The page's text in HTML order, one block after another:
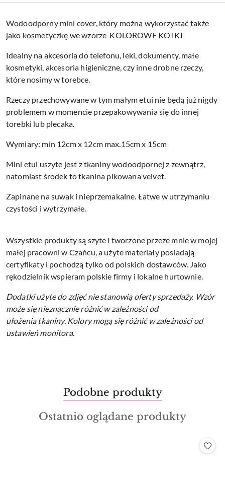
Wodoodporny mini cover, który można wykorzystać także
jako kosmetyczkę we wzorze KOLOROWE KOTKI
Idealny na akcesoria do telefonu, leki, dokumenty, małe
kosmetyki, akcesoria higieniczne, czy inne drobne rzeczy,
które nosimy w torebce.
Rzeczy przechowywane w tym małym etui nie będą już nigdy
problemem w momencie przepakowywania się do innej
torebki lub plecaka.
Wymiary: min 12cm x 12cm max.15cm x 15cm
Mini etui uszyte jest z tkaniny wodoodpornej z zewnątrz,
natomiast środek to tkanina pikowana velvet.
Zapinane na suwak i nieprzemakalne. Łatwe w utrzymaniu
czystości i wytrzymałe.
Wszystkie produkty są szyte i tworzone przeze mnie w mojej
małej pracowni w Czańcu, a użyte materiały posiadają
certyfikaty i pochodzą tylko od polskich dostawców. Jako
rękodzielnik wspieram polskie firmy i lokalne hurtownie.
Dodatki użyte do zdjęć nie stanowią oferty sprzedaży. Wzór
może się nieznacznie różnić w zależności od
ułożenia tkaniny. Kolory mogą się różnić w zależności od
ustawień monitora.
Pomiń karuzelę produktów
Produkty
o
statusie:
Podobne produkty
Produkty
Ostatnio oglądane produkty